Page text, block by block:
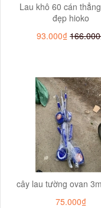
Lau khô 60 cán
đẹp hioko
93.000₫
cây lau tường ovan
75.000₫